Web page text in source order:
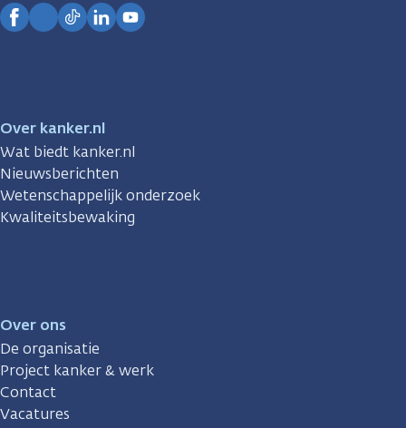
Over kanker.nl
Wat biedt kanker.nl
Nieuwsberichten
Wetenschappelijk onderzoek
Kwaliteitsbewaking
Over ons
De organisatie
Project kanker & werk
Contact
Vacatures